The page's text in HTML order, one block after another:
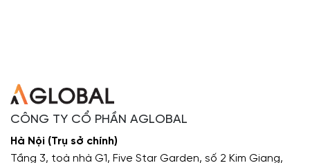
CÔNG TY CỔ PHẦN AGLOBAL
Hà Nội (Trụ sở chính)
Tầng 3, toà nhà G1, Five Star Garden, số 2 Kim Giang,